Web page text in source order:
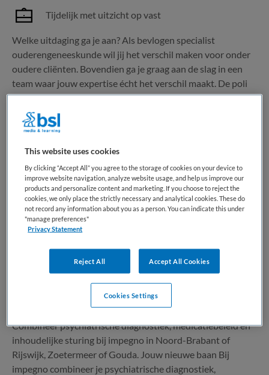
Tijdelijk met uitzicht op vast
Welke uitdaging ga je aan? Als bevlogen specialist
ouderengeneeskunde wil jij het verschil maken voor onder
oudere cliënten. Bovendien ga je graag aan de slag in een
team waar jouw expertise écht het verschil maakt. De poli
ouderen in Gouda zoekt een zelfstandige...
Bekijk vacature
Psychiater kind & jeugd impegno
BKV,Gouda
WO
Fulltime
Vaste aanstelling
Combineer psychiatrische diagnostiek, medicatiebeleid en
inhoudelijke sturing bij impegno in Noord-Brabant of
Rijswijk, Zoetermeer of Gouda. Jouw nieuwe baan Bij
impegno combineer je psychiatrische diagnostiek,
This website uses cookies
By clicking “Accept All” you agree to the storage of cookies on your device to
improve website navigation, analyze website usage, and help us improve our
products and personalize content and marketing. If you choose to reject the
cookies, we only place the strictly necessary and analytical cookies. These do
not record any information about you as a person. You can indicate this under
"manage preferences"
Privacy Statement
Reject All Accept All Cookies
Cookies Settings